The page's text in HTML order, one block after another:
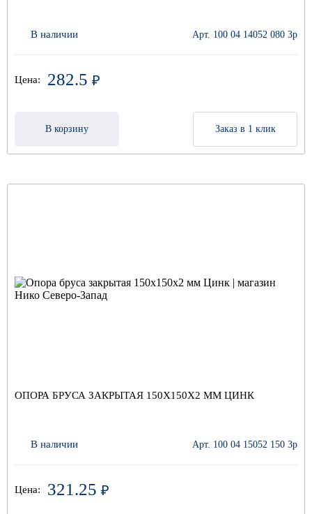
В наличии Арт. 100 04 14052 080 3р
Цена: 282.5 ₽
В корзину Заказ в 1 клик
ОПОРА БРУСА ЗАКРЫТАЯ 150Х150Х2 ММ ЦИНК
В наличии Арт. 100 04 15052 150 3р
Цена: 321.25 ₽